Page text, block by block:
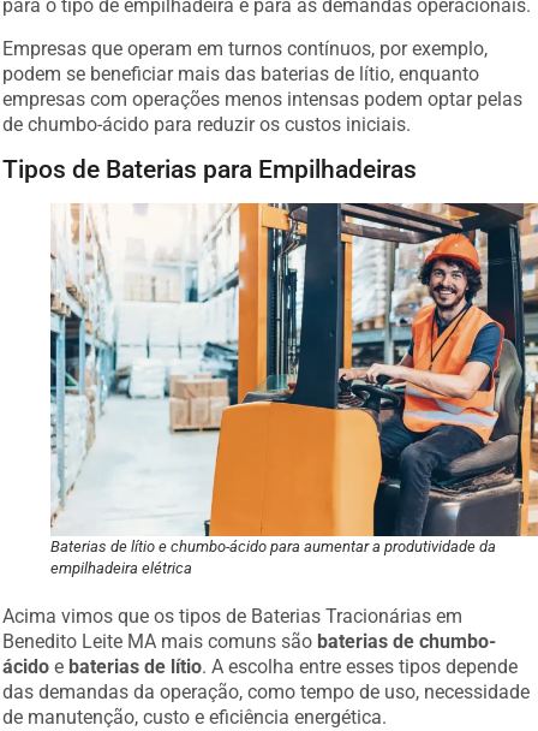
para o tipo de empilhadeira e para as demandas operacionais.
Empresas que operam em turnos contínuos, por exemplo,
podem se beneficiar mais das baterias de lítio, enquanto
empresas com operações menos intensas podem optar pelas
de chumbo-ácido para reduzir os custos iniciais.
Tipos de Baterias para Empilhadeiras
Baterias de lítio e chumbo-ácido para aumentar a produtividade da
empilhadeira elétrica
Acima vimos que os tipos de Baterias Tracionárias em
Benedito Leite MA mais comuns são baterias de chumbo-
ácido e baterias de lítio. A escolha entre esses tipos depende
das demandas da operação, como tempo de uso, necessidade
de manutenção, custo e eficiência energética.